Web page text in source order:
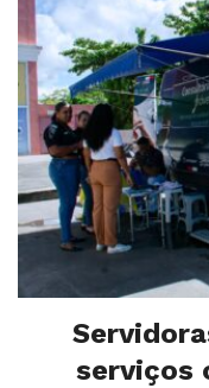
serviços